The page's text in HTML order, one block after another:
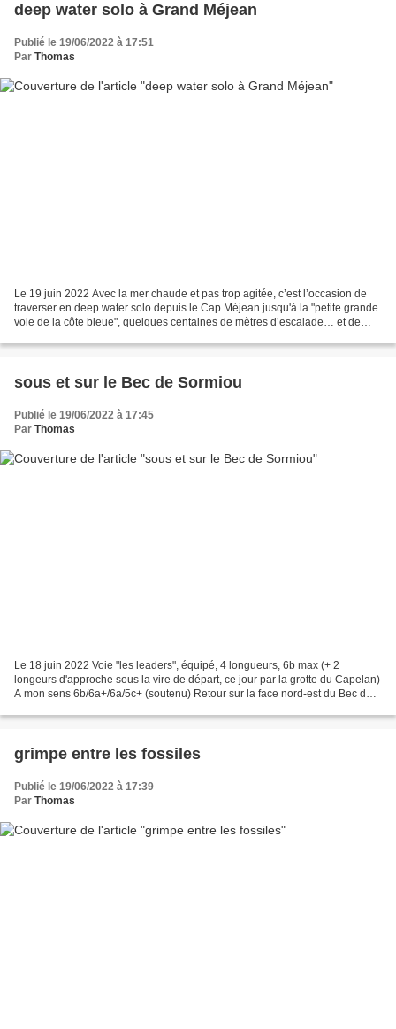
deep water solo à Grand Méjean
Publié le 19/06/2022 à 17:51
Par Thomas
Le 19 juin 2022 Avec la mer chaude et pas trop agitée, c’est l’occasion de
traverser en deep water solo depuis le Cap Méjean jusqu'à la "petite grande
voie de la côte bleue", quelques centaines de mètres d’escalade… et de
sous et sur le Bec de Sormiou
Publié le 19/06/2022 à 17:45
Par Thomas
Le 18 juin 2022 Voie "les leaders", équipé, 4 longueurs, 6b max (+ 2
longeurs d'approche sous la vire de départ, ce jour par la grotte du Capelan)
A mon sens 6b/6a+/6a/5c+ (soutenu) Retour sur la face nord-est du Bec de
grimpe entre les fossiles
Publié le 19/06/2022 à 17:39
Par Thomas